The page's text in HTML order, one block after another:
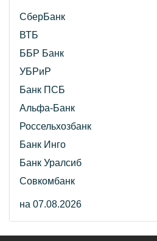
СберБанк
ВТБ
ББР Банк
УБРиР
Банк ПСБ
Альфа-Банк
Россельхозбанк
Банк Инго
Банк Уралсиб
Совкомбанк
на 07.08.2026